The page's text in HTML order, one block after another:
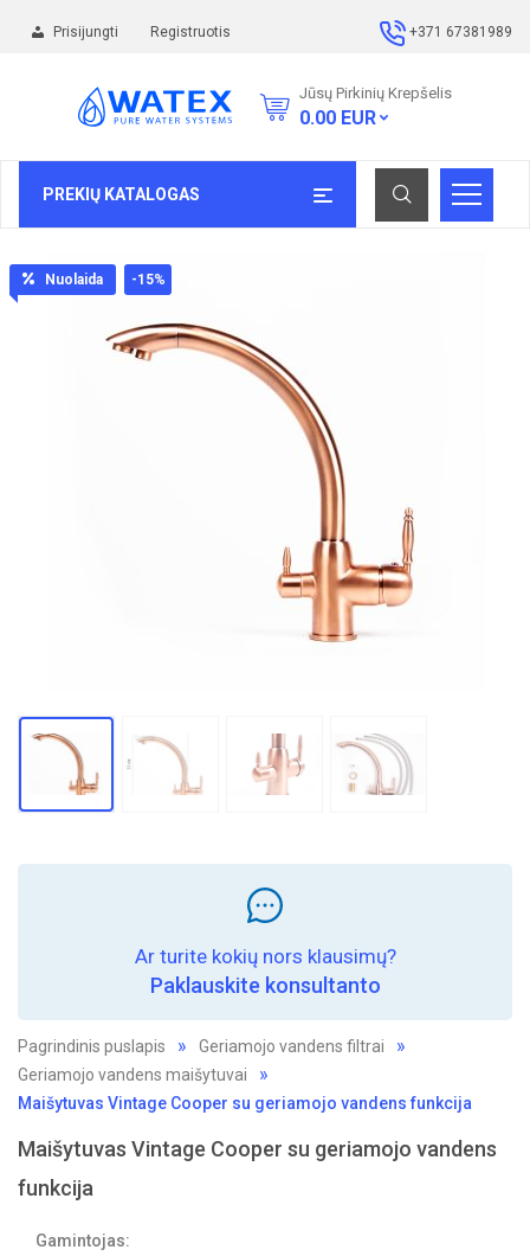
Prisijungti Registruotis +371 67381989
Jūsų Pirkinių Krepšelis
0.00 EUR
PREKIŲ KATALOGAS
Nuolaida -15%
Ar turite kokių nors klausimų?
Paklauskite konsultanto
Pagrindinis puslapis
Geriamojo vandens filtrai
Geriamojo vandens maišytuvai
Maišytuvas Vintage Cooper su geriamojo vandens funkcija
Maišytuvas Vintage Cooper su geriamojo vandens
funkcija
Gamintojas: